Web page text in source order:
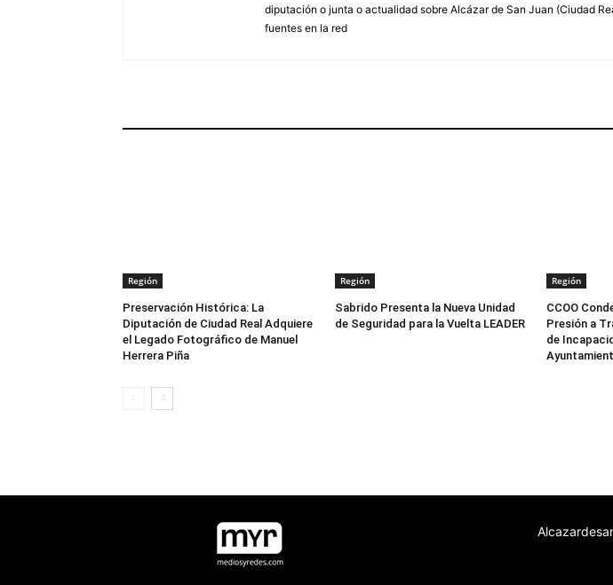
diputación o junta o actualidad sobre Alcázar de San Juan (Ciudad
fuentes en la red
Región
Preservación Histórica: La
Diputación de Ciudad Real Adquiere
el Legado Fotográfico de Manuel
Herrera Piña
Región
Sabrido Presenta la Nueva Unidad
de Seguridad para la Vuelta LEADER
Región
CCOO
Presión a
de